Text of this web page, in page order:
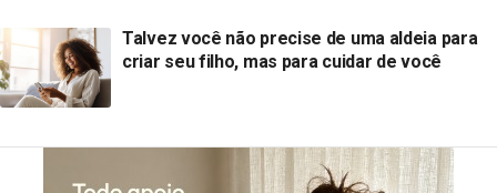
Talvez você não precise de uma aldeia para
criar seu filho, mas para cuidar de você